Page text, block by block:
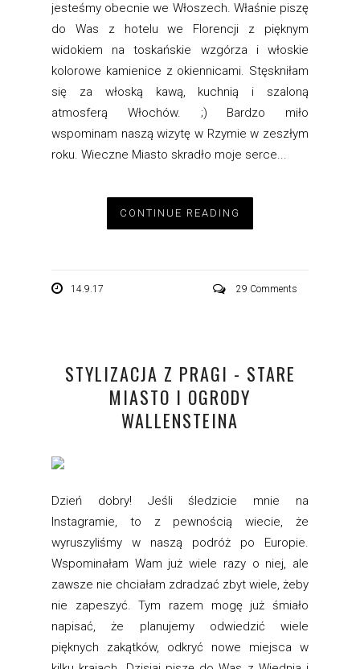
jesteśmy obecnie we Włoszech. Właśnie piszę
do Was z hotelu we Florencji z pięknym
widokiem na toskańskie wzgórza i włoskie
kolorowe kamienice z okiennicami. Stęskniłam
się za włoską kawą, kuchnią i szaloną
atmosferą Włochów. ;) Bardzo miło
wspominam naszą wizytę w Rzymie w zeszłym
roku. Wieczne Miasto skradło moje serce...
CONTINUE READING
14.9.17 29 Comments
STYLIZACJA Z PRAGI - STARE
MIASTO I OGRODY
WALLENSTEINA
Dzień dobry! Jeśli śledzicie mnie na
Instagramie, to z pewnością wiecie, że
wyruszyliśmy w naszą podróż po Europie.
Wspominałam Wam już wiele razy o niej, ale
zawsze nie chciałam zdradzać zbyt wiele, żeby
nie zapeszyć. Tym razem mogę już śmiało
napisać, że planujemy odwiedzić wiele
pięknych zakątków, odkryć nowe miejsca w